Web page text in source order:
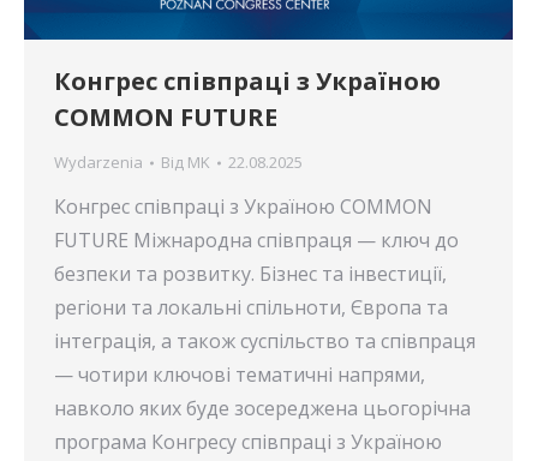
Конгрес співпраці з Україною
COMMON FUTURE
Wydarzenia Від MK 22.08.2025
Конгрес співпраці з Україною COMMON
FUTURE Міжнародна співпраця — ключ до
безпеки та розвитку. Бізнес та інвестиції,
регіони та локальні спільноти, Європа та
інтеграція, а також суспільство та співпраця
— чотири ключові тематичні напрями,
навколо яких буде зосереджена цьогорічна
програма Конгресу співпраці з Україною